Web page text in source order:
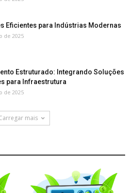
Eficientes para Indústrias Modernas
de 2025
Estruturado: Integrando Soluções
para Infraestrutura
de 2025
mais